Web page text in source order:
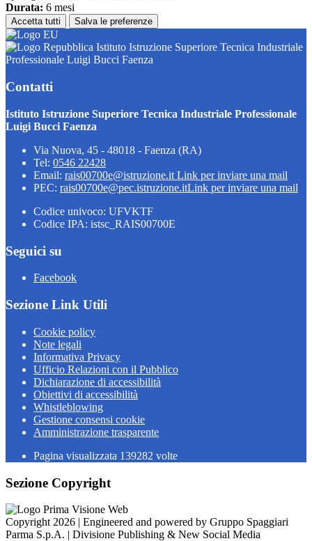
Durata: 6 mesi
Accetta tutti Salva le preferenze
Istituto Istruzione Superiore Tecnica Industriale
Professionale Luigi Bucci Faenza
Contatti
Istituto Istruzione Superiore Tecnica Industriale Professionale
Luigi Bucci Faenza
Via Nuova, 45 - 48018 - Faenza (RA)
Tel: 0546 22428
Email: rais00700e@istruzione.it Link per inviare una mail
PEC: rais00700e@pec.istruzione.itLink per inviare una mail
Codice univoco: UFVKTF
Codice IPA: istsc_RAIS00700E
Seguici su
Facebook
Sezione Link Utili
Cookie policy
Note legali
Informativa Privacy
Ufficio Relazioni con il Pubblico
Dichiarazione di accessibilità
Obiettivi di accessibilità
Whistleblowing
Gestione consensi cookie
Amministrazione trasparente
Pagina visualizzata 139282 volte
Sezione Copyright
Copyright 2026 | Engineered and powered by Gruppo Spaggiari
Parma S.p.A. | Divisione Publishing & New Social Media